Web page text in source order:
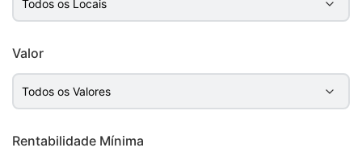
Valor
Rentabilidade Mínima